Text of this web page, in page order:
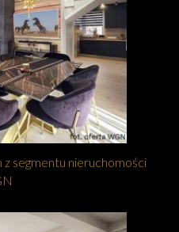
segmentu nieruchomości